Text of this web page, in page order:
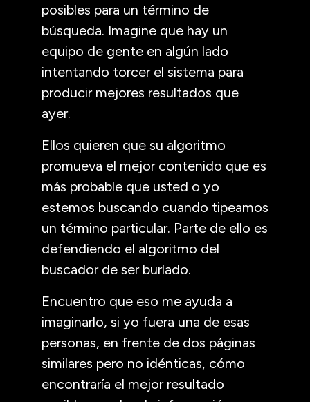
posibles para un término de
búsqueda. Imagine que hay un
equipo de gente en algún lado
intentando torcer el sistema para
producir mejores resultados que
ayer.
Ellos quieren que su algoritmo
promueva el mejor contenido que es
más probable que usted o yo
estemos buscando cuando tipeamos
un término particular. Parte de ello es
defendiendo el algoritmo del
buscador de ser burlado.
Encuentro que eso me ayuda a
imaginarlo, si yo fuera una de esas
personas, en frente de dos páginas
similares pero no idénticas, cómo
encontraría el mejor resultado